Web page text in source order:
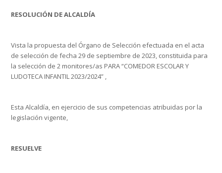
RESOLUCIÓN DE ALCALDÍA
Vista la propuesta del Órgano de Selección efectuada en el acta
de selección de fecha 29 de septiembre de 2023, constituida para
la selección de 2 monitores/as PARA “COMEDOR ESCOLAR Y
LUDOTECA INFANTIL 2023/2024” ,
Esta Alcaldía, en ejercicio de sus competencias atribuidas por la
legislación vigente,
RESUELVE